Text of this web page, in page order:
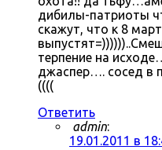
дибилы-патриоты
скажут, что к 8
терпение на
джаспер…. сосед в
((((
Ответить
admin:
19.01.2011 в